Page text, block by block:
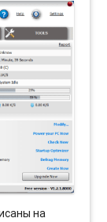
на